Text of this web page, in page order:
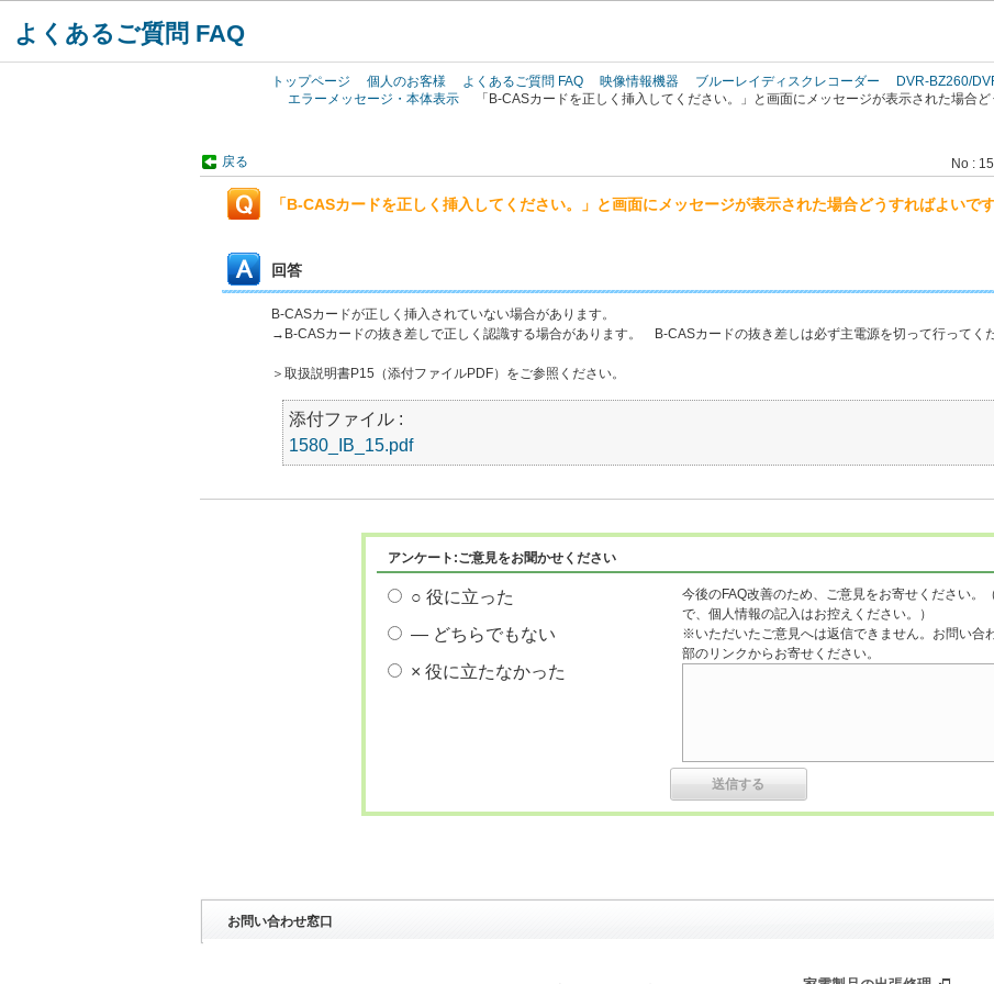
よくあるご質問 FAQ
トップページ 個人のお客様 よくあるご質問 FAQ 映像情報機器 ブルーレイディスクレコーダー
DVR-BZ260/
エラーメッセージ・本体表示
「B-CASカードを正しく挿入してください。」と画面にメッセージが表示された場合
戻る No :
「B-CASカードを正しく挿入してください。」と画面にメッセージが表示された場合どうすればよいで
回答
B-CASカードが正しく挿入されていない場合があります。
→B-CASカードの抜き差しで正しく認識する場合があります。 B-CASカードの抜き差しは必ず主電源を切って行ってくだ
＞取扱説明書P15（添付ファイルPDF）をご参照ください。
添付ファイル :
1580_IB_15.pdf
アンケート:ご意見をお聞かせください
○ 役に立った
― どちらでもない
× 役に立たなかった
今後のFAQ改善のため、ご意見をお寄せください。
で、個人情報の記入はお控えください。）
※いただいたご意見へは返信できません。お問い合
部のリンクからお寄せください。
お問い合わせ窓口